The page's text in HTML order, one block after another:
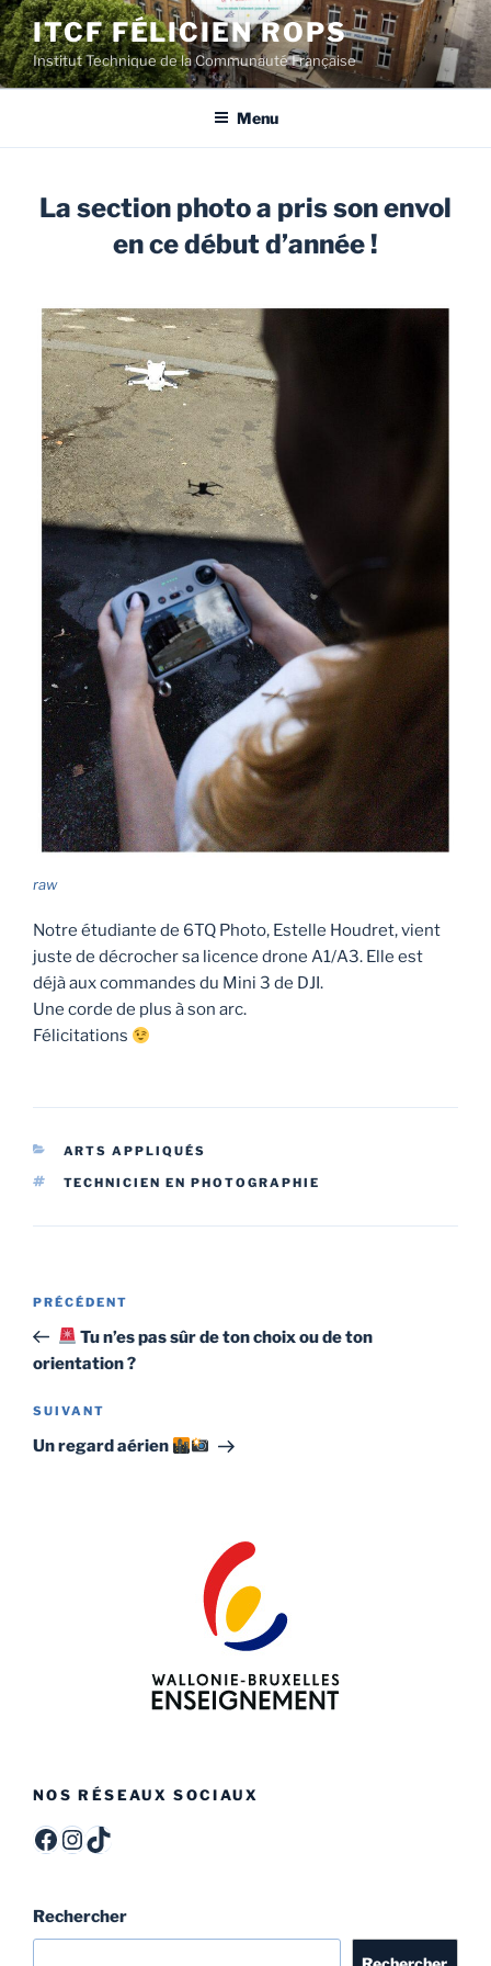
Aller
au
contenu
principal
ITCF FÉLICIEN ROPS
Institut Technique de la Communauté Française
Menu
La section photo a pris son envol
en ce début d’année !
raw
Notre étudiante de 6TQ Photo, Estelle Houdret, vient
juste de décrocher sa licence drone A1/A3. Elle est
déjà aux commandes du Mini 3 de DJI.
Une corde de plus à son arc.
Félicitations
CATÉGORIES
ARTS APPLIQUÉS
ÉTIQUETTES
TECHNICIEN EN PHOTOGRAPHIE
Navigation
l’article
Article
précédent
PRÉCÉDENT
Tu n’es pas sûr de ton choix ou de ton
orientation ?
Article
suivant
SUIVANT
Un regard aérien
NOS RÉSEAUX SOCIAUX
ITCF Félicien Rops - Officiel - itcffr
itcffr
Rechercher